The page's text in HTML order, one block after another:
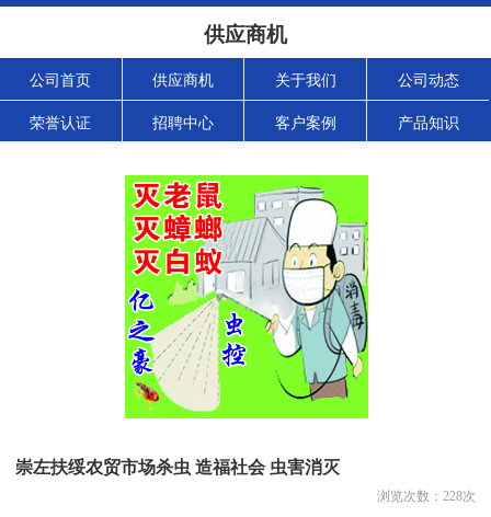
供应商机
公司首页 供应商机 关于我们 公司动态
荣誉认证 招聘中心 客户案例 产品知识
崇左扶绥农贸市场杀虫 造福社会 虫害消灭
浏览次数： 228次